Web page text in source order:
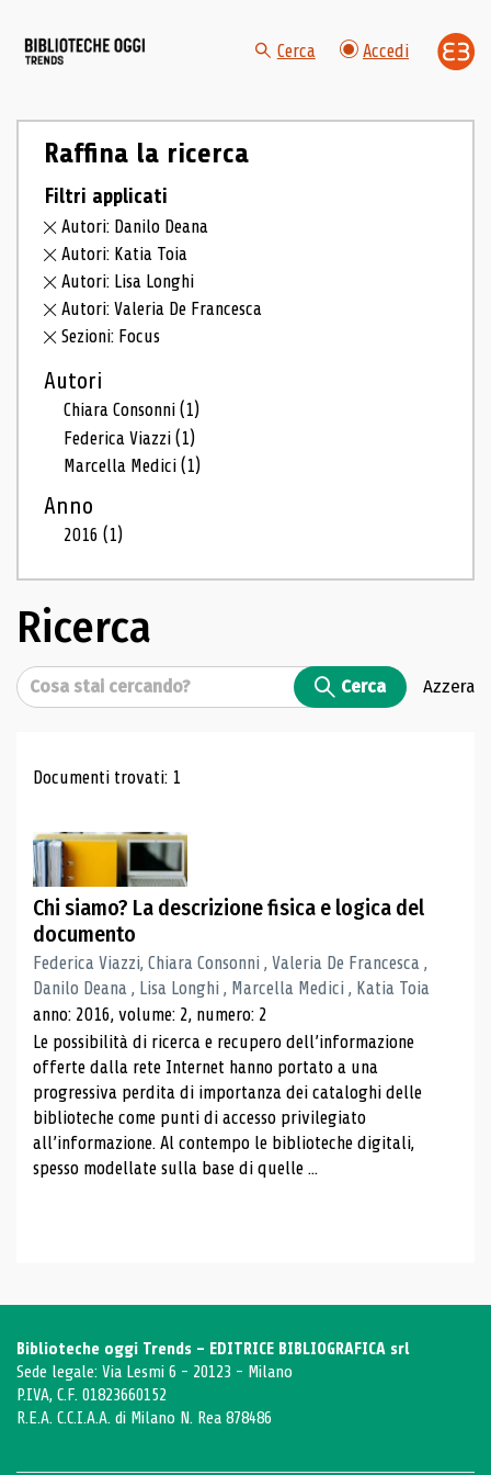
Cerca Accedi
Raffina la ricerca
Filtri applicati
Autori: Danilo Deana
Autori: Katia Toia
Autori: Lisa Longhi
Autori: Valeria De Francesca
Sezioni: Focus
Autori
Chiara Consonni(1)
Federica Viazzi(1)
Marcella Medici(1)
Anno
2016(1)
Ricerca
Cerca Cerca Azzera
Risultati di ricerca
Documenti trovati: 1
Chi siamo? La descrizione fisica e logica del
documento
Federica Viazzi, Chiara Consonni , Valeria De Francesca ,
Danilo Deana , Lisa Longhi , Marcella Medici , Katia Toia
anno: 2016, volume: 2, numero: 2
Le possibilità di ricerca e recupero dell’informazione
offerte dalla rete Internet hanno portato a una
progressiva perdita di importanza dei cataloghi delle
biblioteche come punti di accesso privilegiato
all’informazione. Al contempo le biblioteche digitali,
spesso modellate sulla base di quelle ...
Biblioteche oggi Trends - EDITRICE BIBLIOGRAFICA srl
Sede legale: Via Lesmi 6 - 20123 - Milano
P.IVA, C.F. 01823660152
R.E.A. C.C.I.A.A. di Milano N. Rea 878486